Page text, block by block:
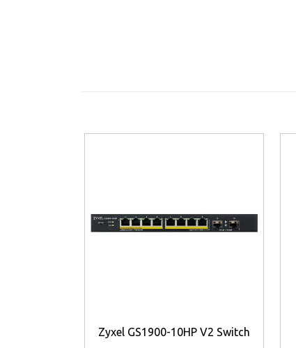
Sammantaget erbjuder denna switch
utöka sitt nätverk med fler
Full duplex-stödför effektiv
Zyxel GS1900-10HP V2 Switch